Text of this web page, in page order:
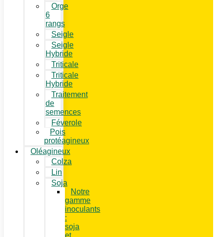
Orge
6
rangs
Seigle
Seigle
Hybride
Triticale
Triticale
Hybride
Traitement
de
semences
Féverole
Pois
protéagineux
Oléagineux
Colza
Lin
Soja
Notre
gamme
inoculants
:
soja
et